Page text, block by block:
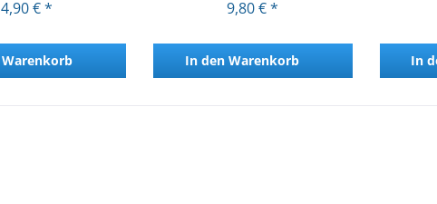
4,90 € *
Warenkorb
9,80 € *
In den Warenkorb In